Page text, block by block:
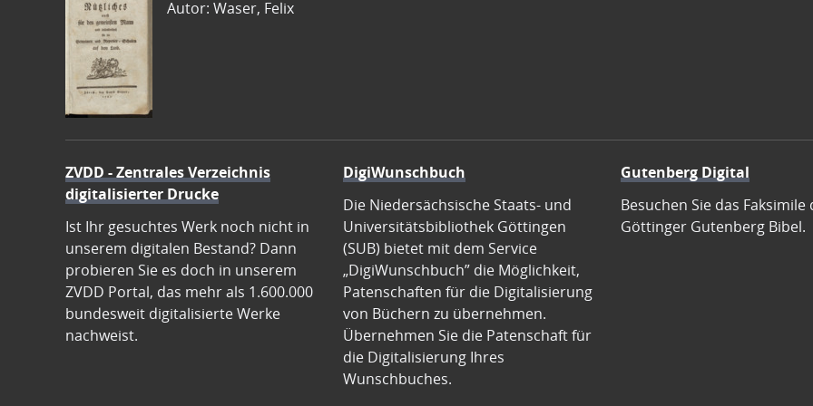
Autor: Waser, Felix
ZVDD - Zentrales Verzeichnis
digitalisierter Drucke
Ist Ihr gesuchtes Werk noch nicht in
unserem digitalen Bestand? Dann
probieren Sie es doch in unserem
ZVDD Portal, das mehr als 1.600.000
bundesweit digitalisierte Werke
nachweist.
DigiWunschbuch
Die Niedersächsische Staats- und
Universitätsbibliothek Göttingen
(SUB) bietet mit dem Service
„DigiWunschbuch” die Möglichkeit,
Patenschaften für die Digitalisierung
von Büchern zu übernehmen.
Übernehmen Sie die Patenschaft für
die Digitalisierung Ihres
Wunschbuches.
Gutenberg Digital
Besuchen Sie das Faksimile
Göttinger Gutenberg Bibel.